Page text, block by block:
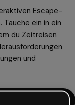
Escape-
ein in ein
du Zeitreisen
und